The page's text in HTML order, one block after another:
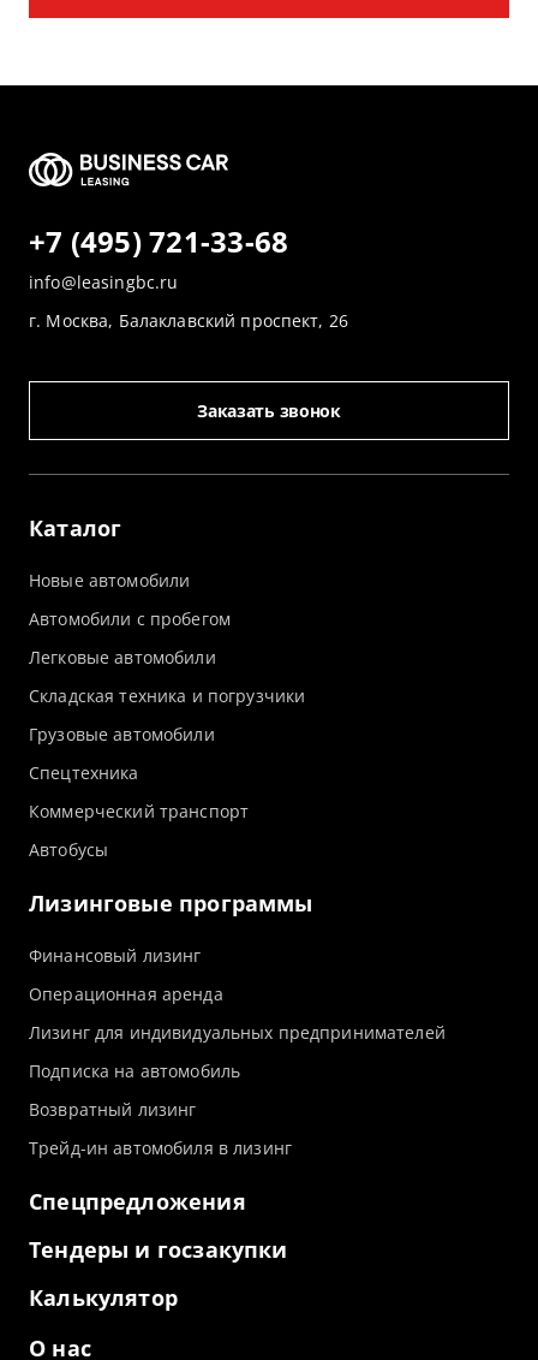
Каталог
Новые автомобили
Автомобили с пробегом
Легковые автомобили
Складская техника и погрузчики
Грузовые автомобили
Спецтехника
Коммерческий транспорт
Автобусы
Лизинговые программы
Финансовый лизинг
Операционная аренда
Лизинг для индивидуальных предпринимателей
Подписка на автомобиль
Возвратный лизинг
Трейд-ин автомобиля в лизинг
Спецпредложения
Тендеры и госзакупки
Калькулятор
О нас
+7 (495) 721-33-68
info@leasingbc.ru
г. Москва, Балаклавский проспект, 26
Заказать звонок